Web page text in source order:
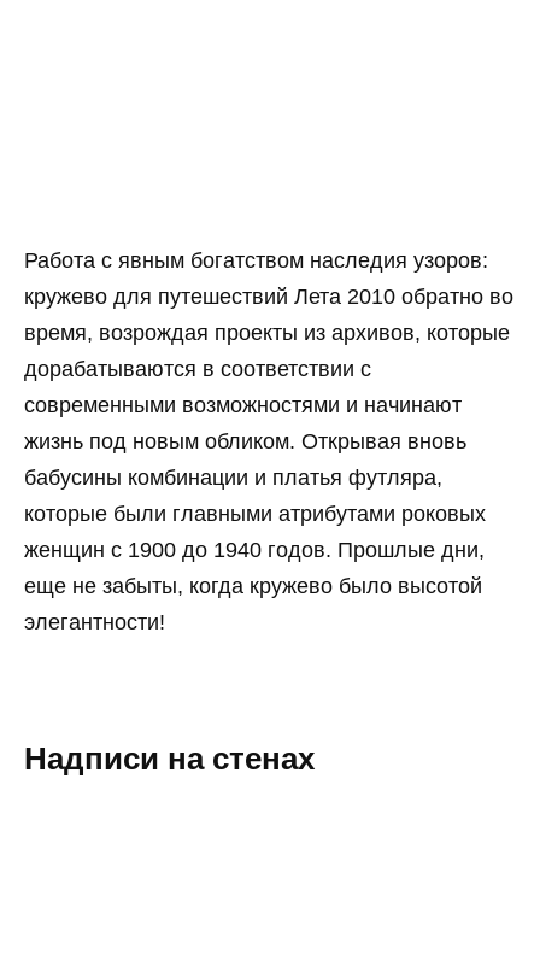
Работа с явным богатством наследия узоров:
кружево для путешествий Лета 2010 обратно во
время, возрождая проекты из архивов, которые
дорабатываются в соответствии с
современными возможностями и начинают
жизнь под новым обликом. Открывая вновь
бабусины комбинации и платья футляра,
которые были главными атрибутами роковых
женщин с 1900 до 1940 годов. Прошлые дни,
еще не забыты, когда кружево было высотой
элегантности!
Надписи на стенах